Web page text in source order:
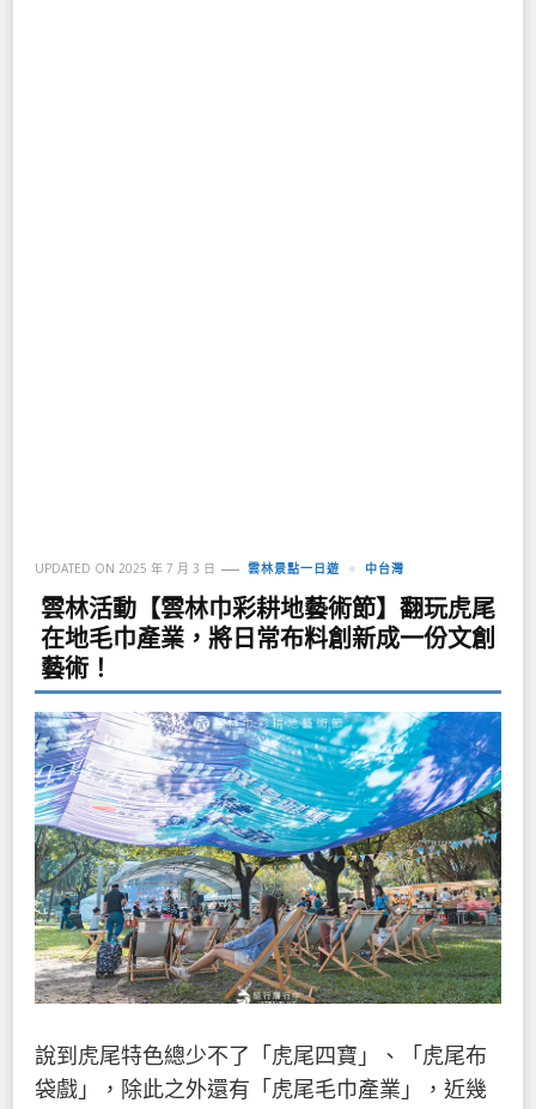
UPDATED ON 2025 年 7 月 3 日 雲林景點一日遊 中台灣
雲林活動【雲林巾彩耕地藝術節】翻玩虎尾
在地毛巾產業，將日常布料創新成一份文創
藝術！
說到虎尾特色總少不了「虎尾四寶」、「虎尾布
袋戲」，除此之外還有「虎尾毛巾產業」，近幾